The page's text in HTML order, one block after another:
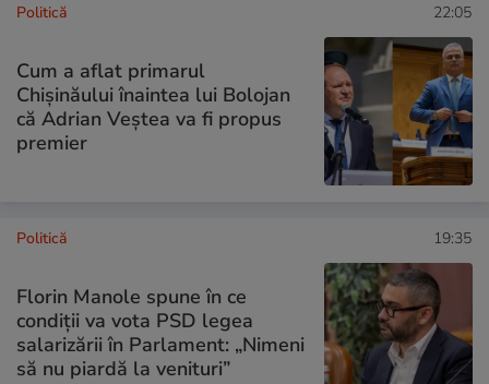
Politică 22:05
Cum a aflat primarul
Chișinăului înaintea lui Bolojan
că Adrian Veștea va fi propus
premier
Politică 19:35
Florin Manole spune în ce
condiții va vota PSD legea
salarizării în Parlament: „Nimeni
să nu piardă la venituri”